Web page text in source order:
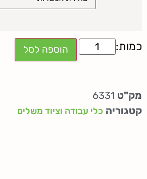
הוספה לסל
מק"ט 6331
קטגוריה כלי עבודה וציוד משלים